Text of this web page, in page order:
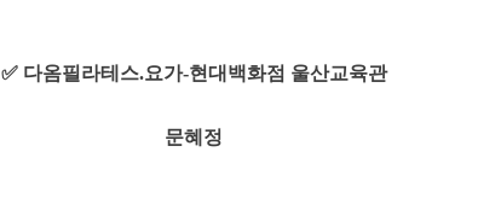
✅ 다옴필라테스.요가-현대백화점 울산교육관
문혜정